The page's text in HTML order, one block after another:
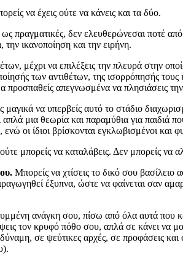
να έχεις ούτε να κάνεις και τα δύο.
πραγματικές, δεν ελευθερώνεσαι ποτέ
την ικανοποίηση και την ειρήνη.
μέχρι να επιλέξεις την πλευρά στην
των αντιθέτων, της ισορρόπησής
απεγνωσμένα να πλησιάσεις την
να υπερβείς αυτό το στάδιο
μια θεωρία και παραμύθια για παιδιά
οι ίδιοι βρίσκονται εγκλωβισμένοι και
μπορείς να καταλάβεις. Δεν μπορείς να
Μπορείς να χτίσεις το δικό σου βασίλειο
έξυπνα, ώστε να φαίνεται σαν
ανάγκη σου, πίσω από όλα αυτά που
τον κρυφό πόθο σου, απλά σε κάνει να
σε ψεύτικες αρχές, σε προφάσεις